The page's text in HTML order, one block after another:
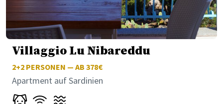
Villaggio Lu Nibareddu
2+2 PERSONEN — AB 378€
Apartment auf Sardinien